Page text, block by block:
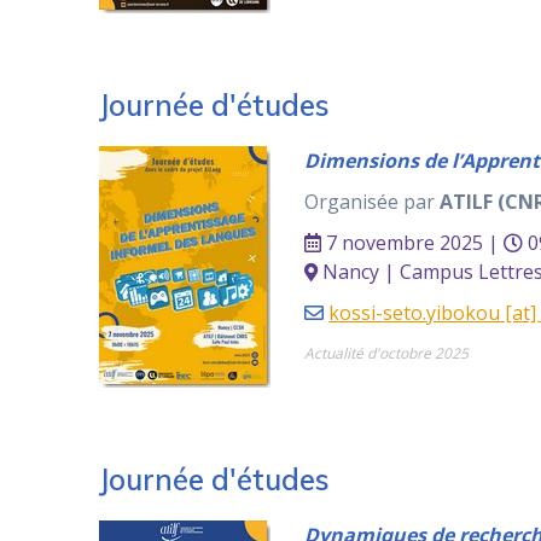
Journée d'études
Dimensions de
Organisée parATILF
7 novembre 2025 |
Nancy | Campus
kossi-seto.yibokou
Actualité d'octobre 2025
Journée d'études
Dynamiques de